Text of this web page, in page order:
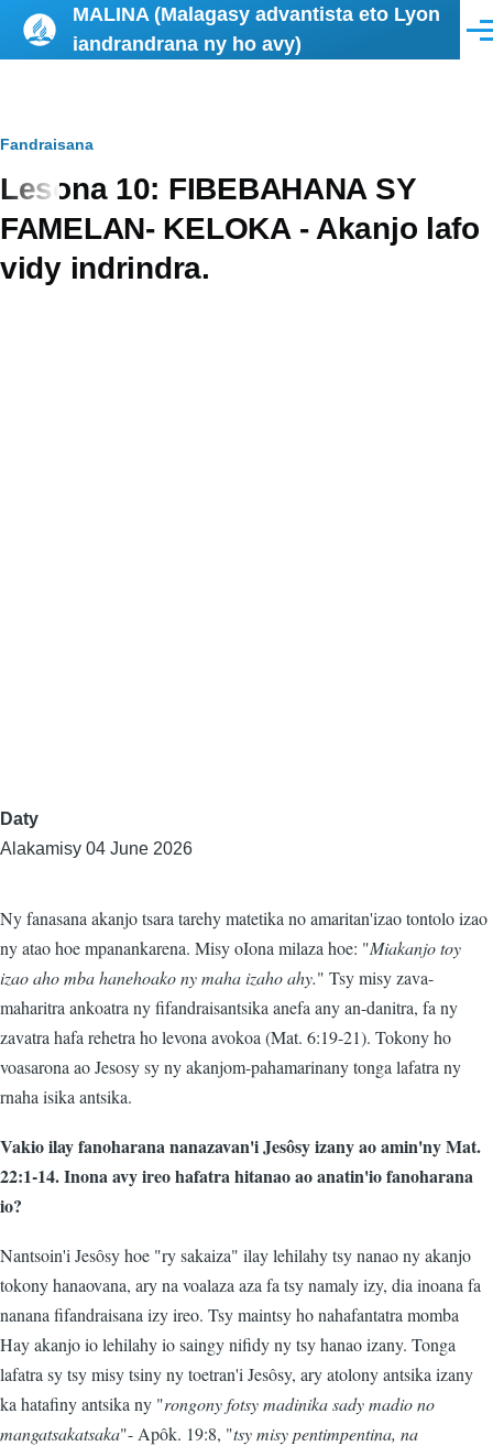
Skip to main content
MALINA (Malagasy advantista eto Lyon
iandrandrana ny ho avy)
Breadcrumb
Fandraisana
Lesona 10: FIBEBAHANA SY
FAMELAN- KELOKA - Akanjo lafo
vidy indrindra.
Daty
Alakamisy 04 June 2026
Ny fanasana akanjo tsara tarehy matetika no amaritan'izao tontolo izao
ny atao hoe mpanankarena. Misy oIona milaza hoe: "Miakanjo toy
izao aho mba hanehoako ny maha izaho ahy." Tsy misy zava-
maharitra ankoatra ny fifandraisantsika anefa any an-danitra, fa ny
zavatra hafa rehetra ho levona avokoa (Mat. 6:19-21). Tokony ho
voasarona ao Jesosy sy ny akanjom-pahamarinany tonga lafatra ny
rnaha isika antsika.
Vakio ilay fanoharana nanazavan'i Jesôsy izany ao amin'ny Mat.
22:1-14. Inona avy ireo hafatra hitanao ao anatin'io fanoharana
io?
Nantsoin'i Jesôsy hoe "ry sakaiza" ilay lehilahy tsy nanao ny akanjo
tokony hanaovana, ary na voalaza aza fa tsy namaly izy, dia inoana fa
nanana fifandraisana izy ireo. Tsy maintsy ho nahafantatra momba
Hay akanjo io lehilahy io saingy nifidy ny tsy hanao izany. Tonga
lafatra sy tsy misy tsiny ny toetran'i Jesôsy, ary atolony antsika izany
ka hatafiny antsika ny "rongony fotsy madinika sady madio no
mangatsakatsaka"- Apôk. 19:8, "tsy misy pentimpentina, na